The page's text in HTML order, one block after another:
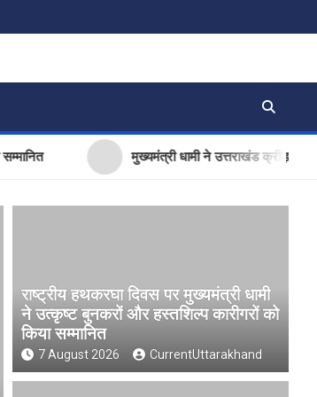
मुख्यमंत्री धामी ने उत्तराखंड क्रीड़ा
राष्ट्रीय हथकरघा दिवस पर मुख्यमंत्री धामी
ने उत्कृष्ट बुनकरों और हस्तशिल्प कारीगरों को
किया सम्मानित
7 August 2026 CurrentUttarakhand